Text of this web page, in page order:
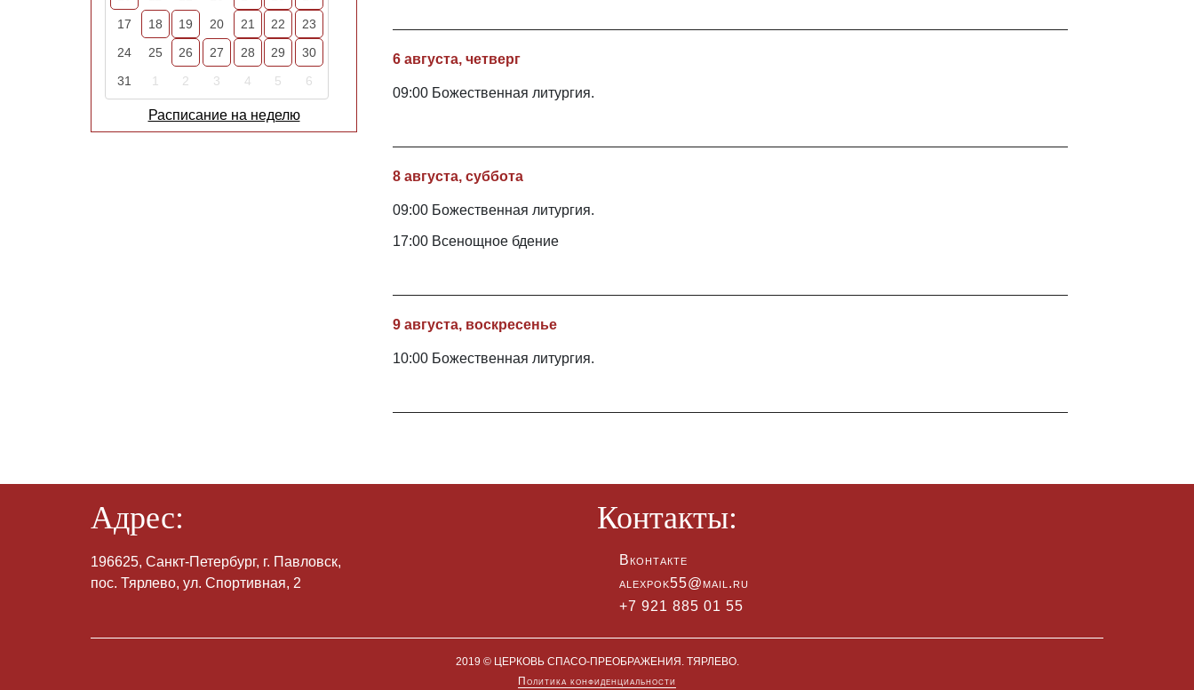
17
18 19 20 21 22
23
24
25 26 27 28 29
30
31
1 2 3 4 5 6
Расписание на неделю
6 августа, четверг
09:00 Божественная литургия.
8 августа, суббота
09:00 Божественная литургия.
17:00 Всенощное бдение
9 августа, воскресенье
10:00 Божественная литургия.
Адрес:
196625, Санкт-Петербург, г. Павловск,
пос. Тярлево, ул. Спортивная, 2
Контакты:
Вконтакте
alexpok55@mail.ru
+7 921 885 01 55
2019 © ЦЕРКОВЬ СПАСО-ПРЕОБРАЖЕНИЯ. ТЯРЛЕВО.
Политика конфиденциальности